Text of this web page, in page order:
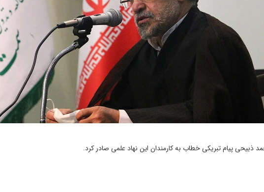
پیام تبریکی خطاب به کارمندان این نهاد علمی صادر کرد.